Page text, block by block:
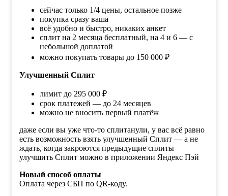
сейчас только 1/4 цены, остальное позже
покупка сразу ваша
всё удобно и быстро, никаких анкет
сплит на 2 месяца бесплатный, на 4 и 6 — с
небольшой доплатой
можно покупать товары до 150 000 ₽
Улучшенный Сплит
лимит до 295 000 ₽
срок платежей — до 24 месяцев
можно не вносить первый платёж
даже если вы уже что-то сплитанули, у вас всё равно
есть возможность взять улучшенный Сплит — а не
ждать, когда закроются предыдущие сплиты
улучшить Сплит можно в приложении Яндекс Пэй
Новый способ оплаты
Оплата через СБП по QR-коду.